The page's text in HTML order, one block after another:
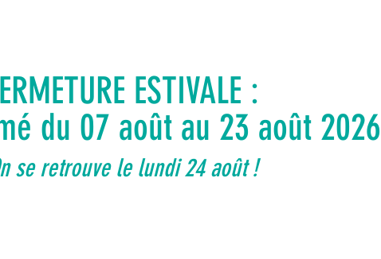
ESTIVALE :
du 07 août au 23 août 2026
se retrouve le lundi 24 août !